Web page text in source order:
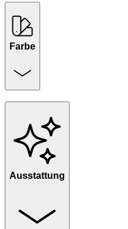
Farbe
Ausstattung